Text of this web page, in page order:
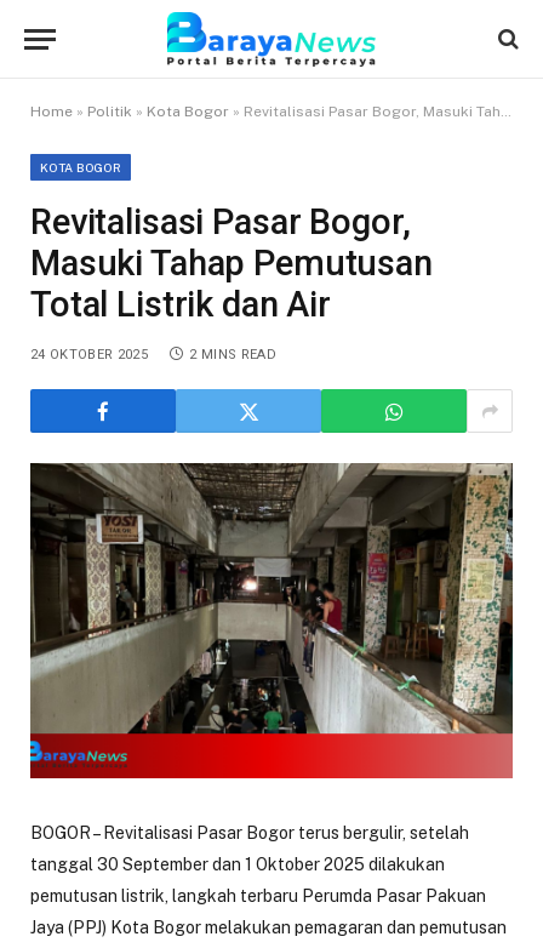
Home » Politik » Kota Bogor » Revitalisasi Pasar Bogor, Masuki Tahap Pemutusan Total Listrik dan Air
KOTA BOGOR
Revitalisasi Pasar Bogor,
Masuki Tahap Pemutusan
Total Listrik dan Air
24 OKTOBER 2025 2 MINS READ
BOGOR – Revitalisasi Pasar Bogor terus bergulir, setelah
tanggal 30 September dan 1 Oktober 2025 dilakukan
pemutusan listrik, langkah terbaru Perumda Pasar Pakuan
Jaya (PPJ) Kota Bogor melakukan pemagaran dan pemutusan